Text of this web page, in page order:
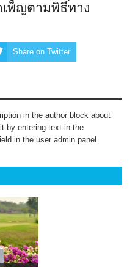
เพ็ญตามพิธีทาง
Share on Twitter
in the author block about
by entering text in the
in the user admin panel.